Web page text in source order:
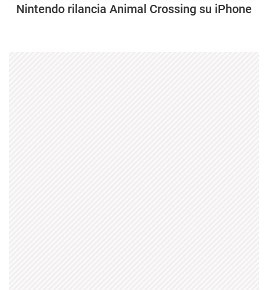
Nintendo rilancia Animal Crossing su iPhone